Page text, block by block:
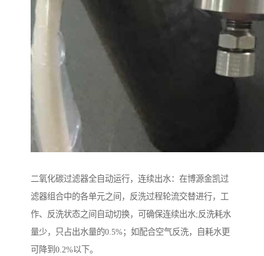
二氧化碳过滤器全自动运行，连续出水：在博源金凯过
滤器组合中的各单元之间，反洗过程轮流交替进行，工
作、反洗状态之间自动切换，可确保连续出水;反洗耗水
量少，只占出水量的0.5%；如配合空气反洗，自耗水更
可降到0.2%以下。